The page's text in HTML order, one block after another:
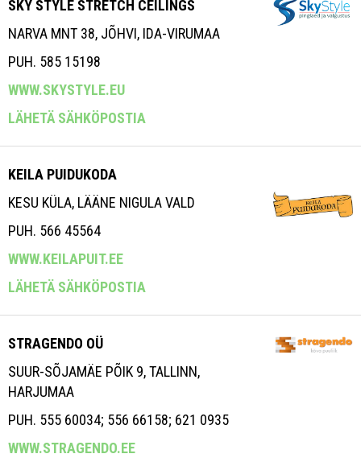
SKY STYLE STRETCH CEILINGS
NARVA MNT 38, JÕHVI, IDA-VIRUMAA
PUH. 585 15198
WWW.SKYSTYLE.EU
LÄHETÄ SÄHKÖPOSTIA
KEILA PUIDUKODA
KESU KÜLA, LÄÄNE NIGULA VALD
PUH. 566 45564
WWW.KEILAPUIT.EE
LÄHETÄ SÄHKÖPOSTIA
STRAGENDO OÜ
SUUR-SÕJAMÄE PÕIK 9, TALLINN,
HARJUMAA
PUH. 555 60034; 556 66158; 621 0935
WWW.STRAGENDO.EE